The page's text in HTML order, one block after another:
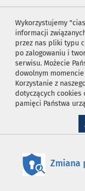
Wykorzystujemy
informacji
przez nas pliki typu
po zalogowaniu i
serwisu. Możecie
dowolnym
Korzystanie z
dotyczących cookies
pamięci Państwa
Zmiana